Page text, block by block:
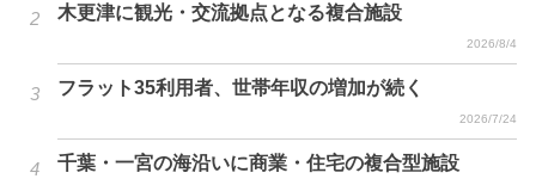
木更津に観光・交流拠点となる複合施設
2026/8/4
フラット35利用者、世帯年収の増加が続く
2026/7/24
千葉・一宮の海沿いに商業・住宅の複合型施設